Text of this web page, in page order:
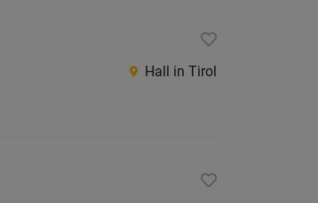
Hall in Tirol